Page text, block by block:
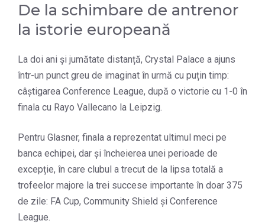
De la schimbare de antrenor
la istorie europeană
La doi ani și jumătate distanță, Crystal Palace a ajuns
într-un punct greu de imaginat în urmă cu puțin timp:
câștigarea Conference League, după o victorie cu 1-0 în
finala cu Rayo Vallecano la Leipzig.
Pentru Glasner, finala a reprezentat ultimul meci pe
banca echipei, dar și încheierea unei perioade de
excepție, în care clubul a trecut de la lipsa totală a
trofeelor majore la trei succese importante în doar 375
de zile: FA Cup, Community Shield și Conference
League.